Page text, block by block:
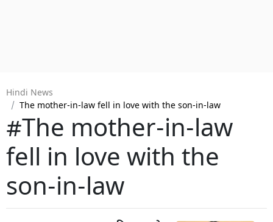
Hindi News
The mother-in-law fell in love with the son-in-law
#The mother-in-law
fell in love with the
son-in-law